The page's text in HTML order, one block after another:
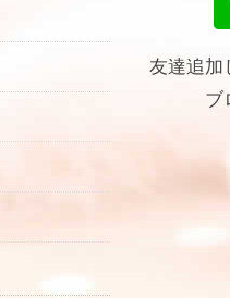
友達追加
ブ